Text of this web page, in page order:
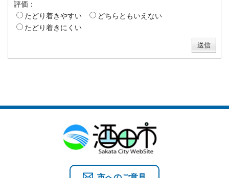
評価：
たどり着きやすい
どちらともいえない
たどり着きにくい